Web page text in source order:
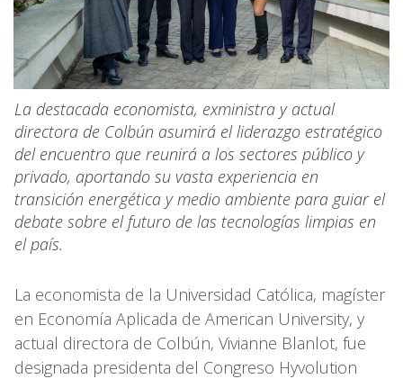
La destacada economista, exministra y actual
directora de Colbún asumirá el liderazgo estratégico
del encuentro que reunirá a los sectores público y
privado, aportando su vasta experiencia en
transición energética y medio ambiente para guiar el
debate sobre el futuro de las tecnologías limpias en
el país.
La economista de la Universidad Católica, magíster
en Economía Aplicada de American University, y
actual directora de Colbún, Vivianne Blanlot, fue
designada presidenta del Congreso Hyvolution